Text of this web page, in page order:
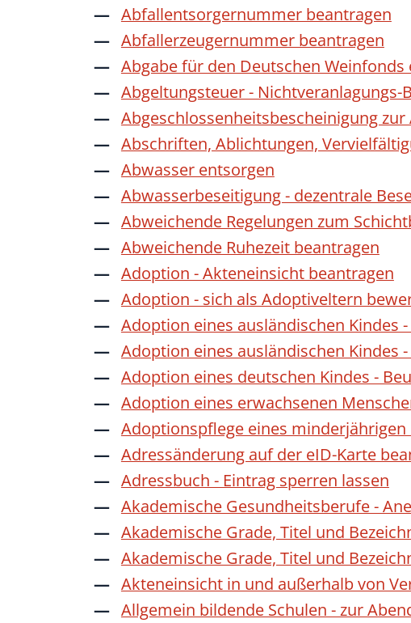
Abfallentsorgernummer beantragen
Abfallerzeugernummer beantragen
Abgabe für den Deutschen
Abgeltungsteuer - Nichtveranlagungs-
Abgeschlossenheitsbescheinigung
Abschriften, Ablichtungen,
Abwasser entsorgen
Abwasserbeseitigung - dezentrale
Abweichende Regelungen zum
Abweichende Ruhezeit beantragen
Adoption - Akteneinsicht beantragen
Adoption - sich als Adoptiveltern
Adoption eines ausländischen Kindes
Adoption eines ausländischen Kindes
Adoption eines deutschen Kindes -
Adoption eines erwachsenen
Adoptionspflege eines
Adressänderung auf der eID-Karte
Adressbuch - Eintrag sperren lassen
Akademische Gesundheitsberufe -
Akademische Grade, Titel und
Akademische Grade, Titel und
Akteneinsicht in und außerhalb von
Allgemein bildende Schulen - zur